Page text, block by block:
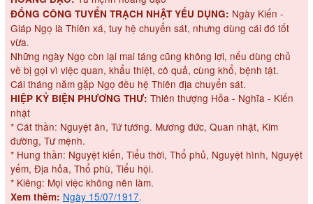
ĐỔNG CÔNG TUYỂN TRẠCH NHẬT YẾU DỤNG: Ngày Kiến -
Giáp Ngọ là Thiên xá, tuy hệ chuyển sát, nhưng dùng cái đó tốt
vừa.
Những ngày Ngọ còn lại mai táng cũng không lợi, nếu dùng chủ
về bị gọi vì việc quan, khẩu thiệt, cô quả, cùng khổ, bệnh tật.
Cái tháng năm gặp Ngọ đều hệ Thiên địa chuyển sát.
HIỆP KỶ BIỆN PHƯƠNG THƯ: Thiên thượng Hỏa - Nghĩa - Kiến
nhật
* Cát thần: Nguyệt ân, Tứ tướng. Mương đức, Quan nhật, Kim
đường, Tư mệnh.
* Hung thần: Nguyệt kiến, Tiểu thời, Thổ phủ, Nguyệt hình, Nguyệt
yếm, Địa hỏa, Thổ phù, Tiểu hội.
* Kiêng: Mọi việc không nên làm.
Xem thêm: Ngày 15/07/1917.